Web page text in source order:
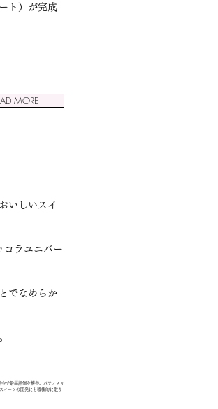
ト）が完成
MORE
いしいスイ
コラユニバー
でなめらか
で最高評価を獲得。パティスリ
イーツの開発にも積極的に取り